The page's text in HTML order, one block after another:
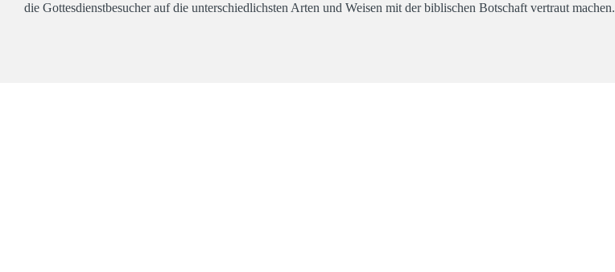
die Gottesdienstbesucher auf die unterschiedlichsten Arten und Weisen mit der biblischen Botschaft vertraut machen.